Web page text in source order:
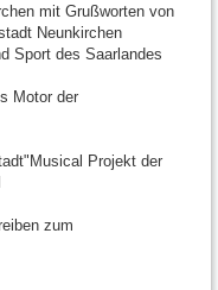
mit Grußworten von
Neunkirchen
Sport des Saarlandes
Motor der
Projekt der
zum